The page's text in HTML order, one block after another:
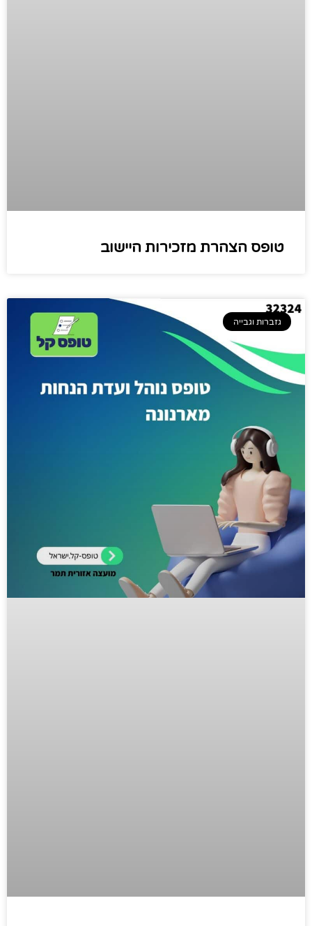
טופס הצהרת מזכירות היישוב
גזברות וגבייה